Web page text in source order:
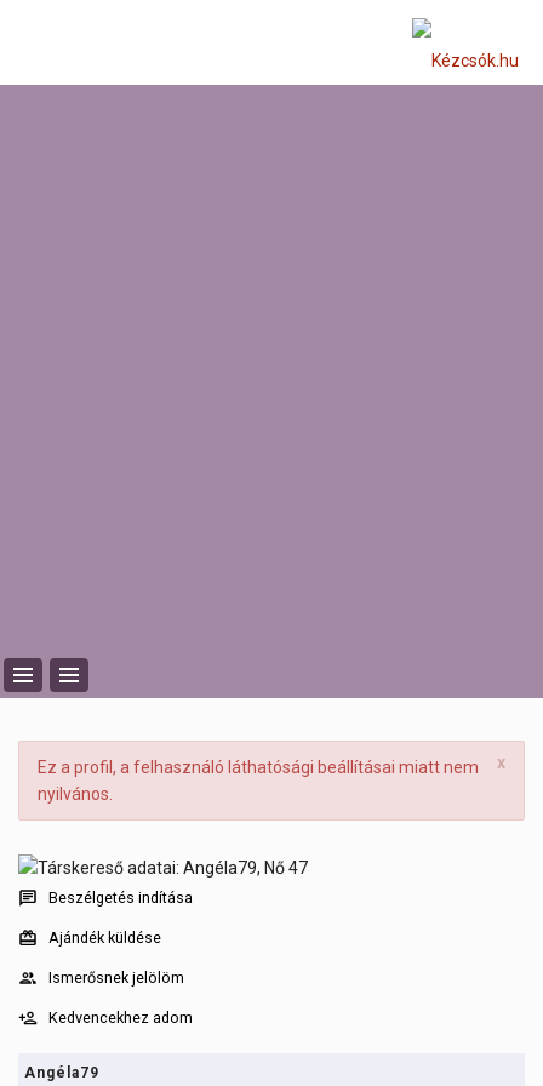
x
Ez a profil, a felhasználó láthatósági beállításai miatt nem
nyilvános.
Beszélgetés indítása
Ajándék küldése
Ismerősnek jelölöm
Kedvencekhez adom
Angéla79